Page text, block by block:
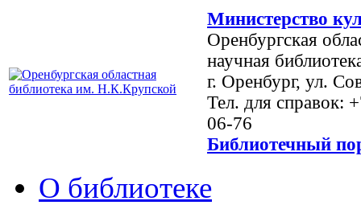
Министерство
Оренбургская
научная
г. Оренбург, ул.
Тел. для справок:
06-76
Библиотечный
О библиотеке